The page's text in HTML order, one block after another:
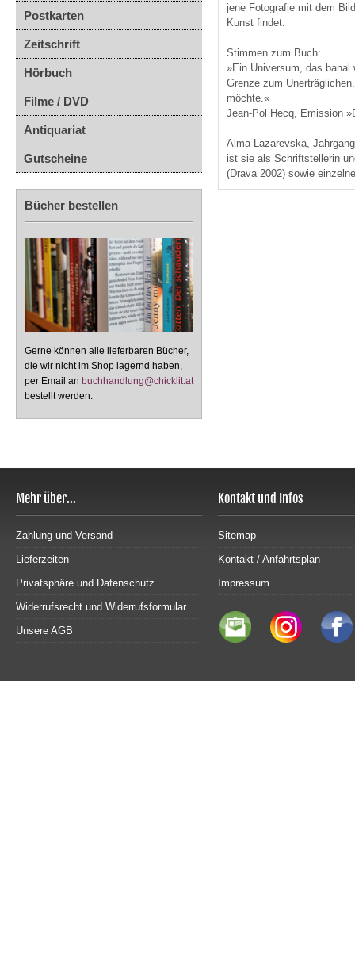
Postkarten
Zeitschrift
Hörbuch
Filme / DVD
Antiquariat
Gutscheine
Bücher bestellen
Gerne können alle lieferbaren Bücher,
die wir nicht im Shop lagernd haben,
per Email an buchhandlung@chicklit.at
bestellt werden.
jene Fotografie mit dem
Kunst findet.
Stimmen zum Buch:
»Ein Universum, das
Grenze zum
möchte.«
Jean-Pol Hecq, Emission
Alma Lazarevska,
ist sie als Schriftstellerin
(Drava 2002) sowie
Mehr über...
Zahlung und Versand
Lieferzeiten
Privatsphäre und Datenschutz
Widerrufsrecht und Widerrufsformular
Unsere AGB
Kontakt und Infos
Sitemap
Kontakt / Anfahrtsplan
Impressum